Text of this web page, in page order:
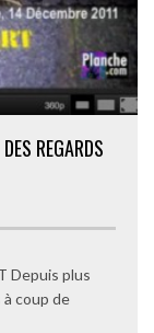
REGARDS
Depuis plus
à coup de